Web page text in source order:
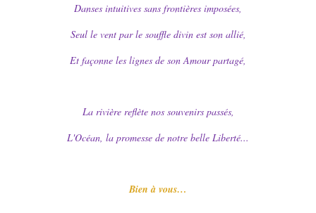
Danses intuitives sans frontières imposées,
Seul le vent par le souffle divin est son allié,
Et façonne les lignes de son Amour partagé,
La rivière reflète nos souvenirs passés,
L'Océan, la promesse de notre belle Liberté...
Bien à vous…